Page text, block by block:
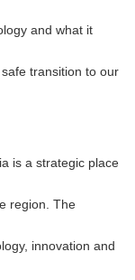
and what it
transition to our
is a strategic place
region. The
innovation and